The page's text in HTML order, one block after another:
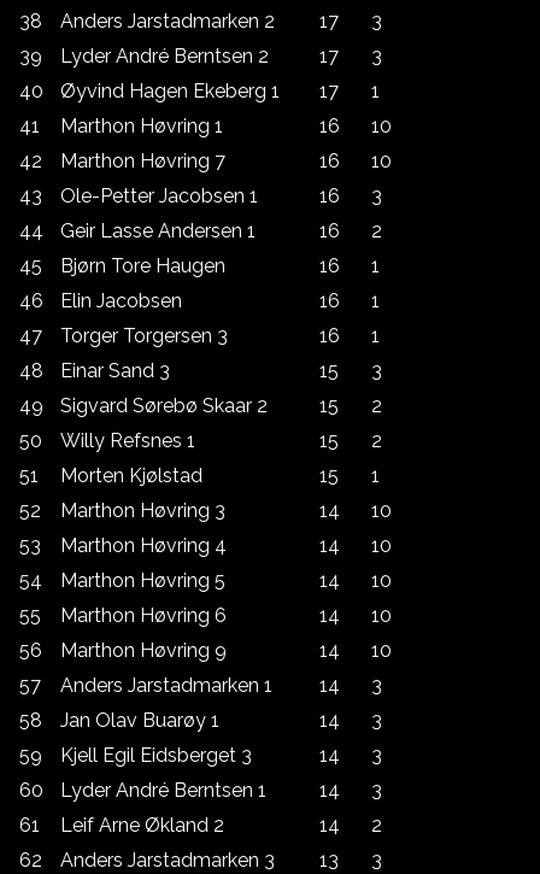
38
Anders Jarstadmarken 2 17
3
39
Lyder André Berntsen 2 17
3
40
Øyvind Hagen Ekeberg 1 17
1
41
Marthon Høvring 1 16
10
42
Marthon Høvring 7 16
10
43
Ole-Petter Jacobsen 1 16
3
44
Geir Lasse Andersen 1 16
2
45
Bjørn Tore Haugen 16
1
46
Elin Jacobsen 16
1
47
Torger Torgersen 3 16
1
48
Einar Sand 3 15
3
49
Sigvard Sørebø Skaar 2 15
2
50
Willy Refsnes 1 15
2
51
Morten Kjølstad 15
1
52
Marthon Høvring 3 14
10
53
Marthon Høvring 4 14
10
54
Marthon Høvring 5 14
10
55
Marthon Høvring 6 14
10
56
Marthon Høvring 9 14
10
57
Anders Jarstadmarken 1 14
3
58
Jan Olav Buarøy 1 14
3
59
Kjell Egil Eidsberget 3 14
3
60
Lyder André Berntsen 1 14
3
61
Leif Arne Økland 2 14
2
62
Anders Jarstadmarken 3 13
3